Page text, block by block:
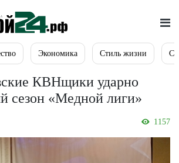
Экономика Стиль жизни
КВНщики ударно
сезон «Медной лиги»
1157